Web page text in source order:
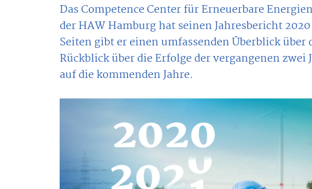
Das Competence Center für Erneuerbare
der HAW Hamburg hat seinen Jahresbericht
Seiten gibt er einen umfassenden Überblick über
Rückblick über die Erfolge der vergangenen
auf die kommenden Jahre.